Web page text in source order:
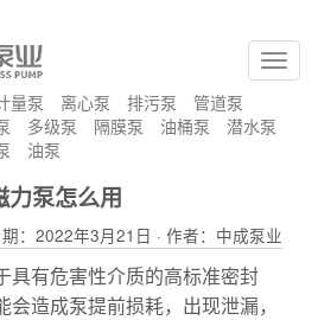
量泵 离心泵 排污泵
管道泵
多级泵 隔膜泵 油桶泵
潜水泵
油泵
力泵怎么用
期：2022年3月21日 · 作者：中成泵业
具有危害性介质的高标准密封
造成泵提前损耗，出现泄漏，